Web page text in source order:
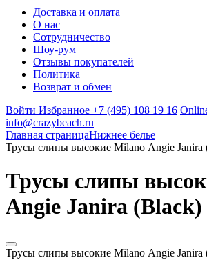
Доставка и оплата
О нас
Сотрудничество
Шоу-рум
Отзывы покупателей
Политика
Возврат и обмен
Войти Избранное +7 (495) 108 19 16
info@crazybeach.ru
Главная страницаНижнее белье
Трусы слипы высокие Milano Angie Janira
Трусы слипы
Angie Janira (Black)
Трусы слипы высокие Milano Angie Janira